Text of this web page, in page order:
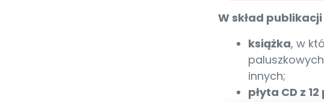
W skład
książka, w
innych;
płyta CD z